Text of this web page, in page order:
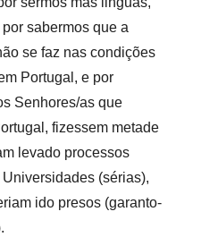
sabermos que a
se faz nas condições
Portugal, e por
Senhores/as que
fizessem metade
levado processos
(sérias),
ido presos (garanto-